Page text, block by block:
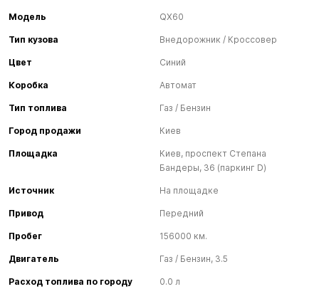
Модель QX60
Тип кузова Внедорожник / Кроссовер
Цвет Синий
Коробка Автомат
Тип топлива Газ / Бензин
Город продажи Киев
Площадка
Киев, проспект Степана
Бандеры, 36 (паркинг D)
Источник На площадке
Привод Передний
Пробег 156000 км.
Двигатель Газ / Бензин, 3.5
Расход топлива по городу 0.0 л